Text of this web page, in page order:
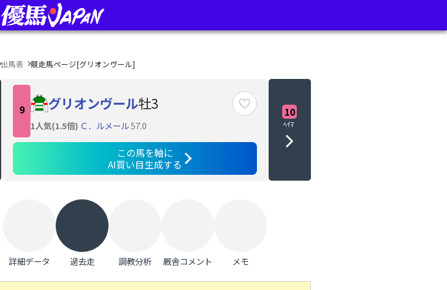
出馬表 競走馬ページ[グリオンヴール]
9 グリオンヴール牡3
1人気(1.5倍) Ｃ．ルメール57.0
この馬を軸に
AI買い目生成する
10
ﾍｲﾏ
詳細データ 過去走 調教分析 厩舎コメント メモ